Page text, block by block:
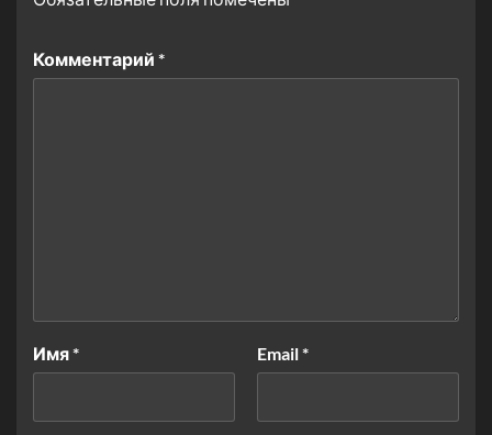
Комментарий *
Имя* Email*